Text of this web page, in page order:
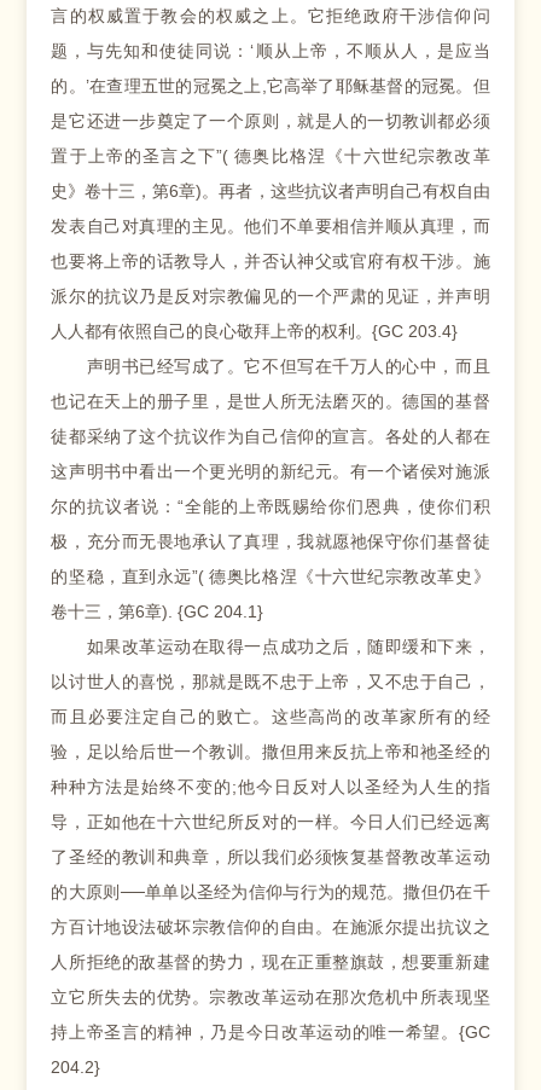
言的权威置于教会的权威之上。它拒绝政府干涉信仰问
题，与先知和使徒同说：‘顺从上帝，不顺从人，是应当
的。’在查理五世的冠冕之上,它高举了耶稣基督的冠冕。但
是它还进一步奠定了一个原则，就是人的一切教训都必须
置于上帝的圣言之下”( 德奥比格涅《十六世纪宗教改革
史》卷十三，第6章)。再者，这些抗议者声明自己有权自由
发表自己对真理的主见。他们不单要相信并顺从真理，而
也要将上帝的话教导人，并否认神父或官府有权干涉。施
派尔的抗议乃是反对宗教偏见的一个严肃的见证，并声明
人人都有依照自己的良心敬拜上帝的权利。{GC 203.4}
声明书已经写成了。它不但写在千万人的心中，而且
也记在天上的册子里，是世人所无法磨灭的。德国的基督
徒都采纳了这个抗议作为自己信仰的宣言。各处的人都在
这声明书中看出一个更光明的新纪元。有一个诸侯对施派
尔的抗议者说：“全能的上帝既赐给你们恩典，使你们积
极，充分而无畏地承认了真理，我就愿祂保守你们基督徒
的坚稳，直到永远”( 德奥比格涅《十六世纪宗教改革史》
卷十三，第6章). {GC 204.1}
如果改革运动在取得一点成功之后，随即缓和下来，
以讨世人的喜悦，那就是既不忠于上帝，又不忠于自己，
而且必要注定自己的败亡。这些高尚的改革家所有的经
验，足以给后世一个教训。撒但用来反抗上帝和祂圣经的
种种方法是始终不变的;他今日反对人以圣经为人生的指
导，正如他在十六世纪所反对的一样。今日人们已经远离
了圣经的教训和典章，所以我们必须恢复基督教改革运动
的大原则──单单以圣经为信仰与行为的规范。撒但仍在千
方百计地设法破坏宗教信仰的自由。在施派尔提出抗议之
人所拒绝的敌基督的势力，现在正重整旗鼓，想要重新建
立它所失去的优势。宗教改革运动在那次危机中所表现坚
持上帝圣言的精神，乃是今日改革运动的唯一希望。{GC
204.2}